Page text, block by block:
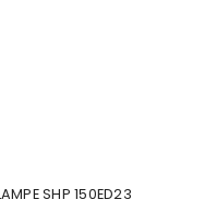
SHP 150ED23